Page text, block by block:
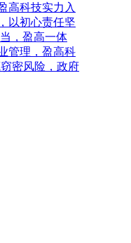
高科技实力入
以初心责任坚
，盈高一体
管理，盈高科
密风险，政府